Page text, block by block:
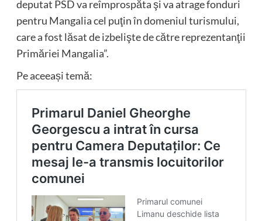
deputat PSD va reîmprospăta şi va atrage fonduri
pentru Mangalia cel puţin în domeniul turismului,
care a fost lăsat de izbelişte de către reprezentanţii
Primăriei Mangalia”.
Pe aceeași temă: